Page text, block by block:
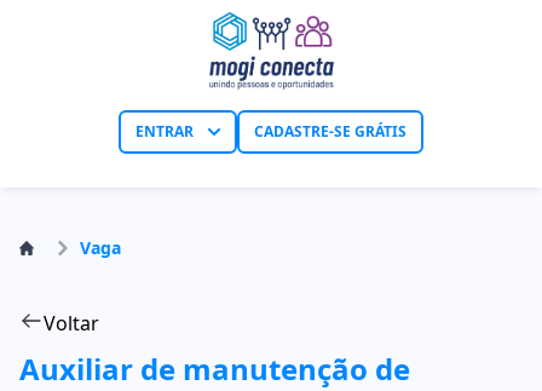
ENTRAR CADASTRE-SE GRÁTIS
Vaga
Voltar
Auxiliar de manutenção de